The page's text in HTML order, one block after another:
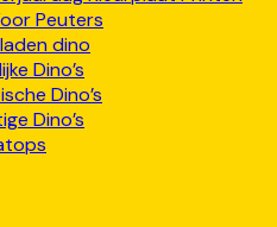
Peuters
dino
Dino’s
Dino’s
Dino’s